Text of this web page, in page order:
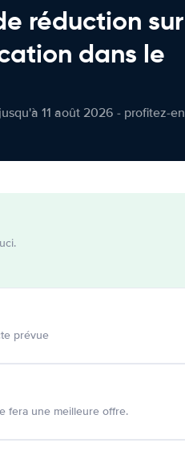
réduction
dans le
11 août 2026 - profitez-
prévue
fera une meilleure offre.